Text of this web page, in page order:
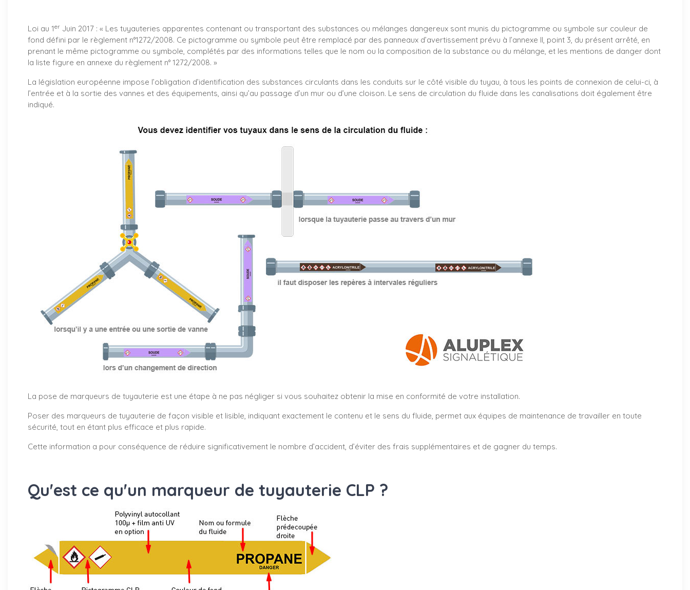
Loi au 1er Juin 2017 : « Les tuyauteries apparentes contenant ou transportant des substances ou mélanges dangereux sont munis du pictogramme ou symbole sur couleur de
fond défini par le règlement n°1272/2008. Ce pictogramme ou symbole peut être remplacé par des panneaux d’avertissement prévu à l’annexe II, point 3, du présent arrêté, en
prenant le même pictogramme ou symbole, complétés par des informations telles que le nom ou la composition de la substance ou du mélange, et les mentions de danger dont
la liste figure en annexe du règlement n° 1272/2008. »
La législation européenne impose l’obligation d’identification des substances circulants dans les conduits sur le côté visible du tuyau, à tous les points de connexion de celui-ci, à
l’entrée et à la sortie des vannes et des équipements, ainsi qu’au passage d’un mur ou d’une cloison. Le sens de circulation du fluide dans les canalisations doit également être
indiqué.
La pose de marqueurs de tuyauterie est une étape à ne pas négliger si vous souhaitez obtenir la mise en conformité de votre installation.
Poser des marqueurs de tuyauterie de façon visible et lisible, indiquant exactement le contenu et le sens du fluide, permet aux équipes de maintenance de travailler en toute
sécurité, tout en étant plus efficace et plus rapide.
Cette information a pour conséquence de réduire significativement le nombre d’accident, d’éviter des frais supplémentaires et de gagner du temps.
Qu'est ce qu'un marqueur de tuyauterie CLP ?